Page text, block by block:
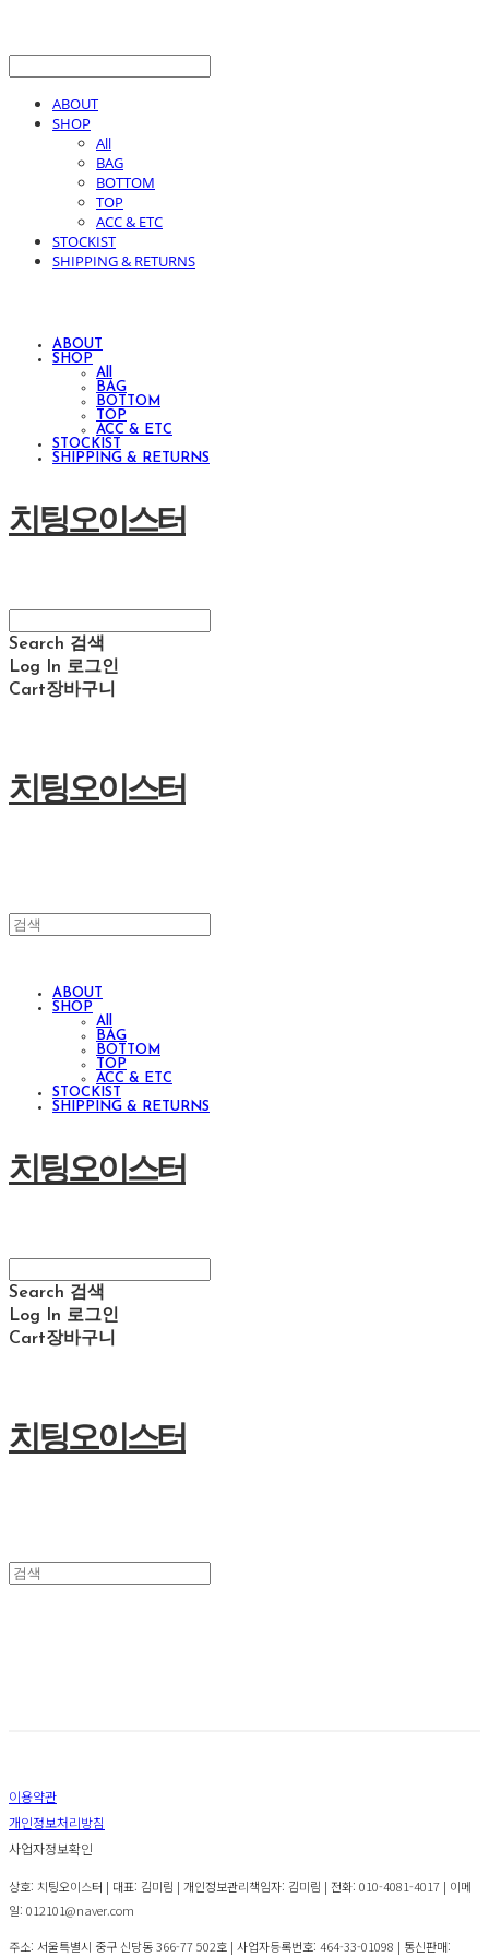
ABOUT
SHOP
All
BAG
BOTTOM
TOP
ACC & ETC
STOCKIST
SHIPPING & RETURNS
ABOUT
SHOP
All
BAG
BOTTOM
TOP
ACC & ETC
STOCKIST
SHIPPING & RETURNS
치팅오이스터
Search 검색
Log In 로그인
Cart장바구니
치팅오이스터
ABOUT
SHOP
All
BAG
BOTTOM
TOP
ACC & ETC
STOCKIST
SHIPPING & RETURNS
치팅오이스터
Search 검색
Log In 로그인
Cart장바구니
치팅오이스터
이용약관
개인정보처리방침
사업자정보확인
상호: 치팅오이스터 | 대표: 김미림 | 개인정보관리책임자: 김미림 | 전화: 010-4081-4017 | 이메
일: 012101@naver.com
주소: 서울특별시 중구 신당동 366-77 502호 | 사업자등록번호: 464-33-01098 | 통신판매: